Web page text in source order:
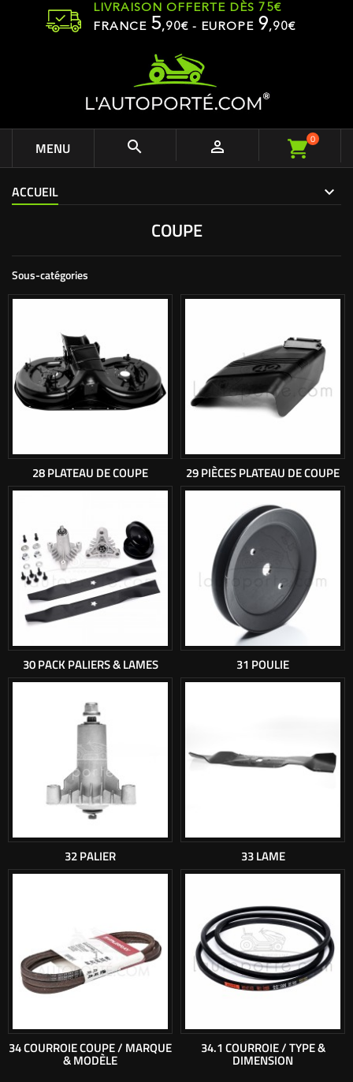
LIVRAISON OFFERTE DÈS 75€
FRANCE 5,90€ - EUROPE 9,90€
MENU   0
ACCUEIL
COUPE
Sous-catégories
28 PLATEAU DE COUPE 29 PIÈCES PLATEAU DE COUPE
30 PACK PALIERS & LAMES 31 POULIE
32 PALIER 33 LAME
34 COURROIE COUPE / MARQUE
& MODÈLE
34.1 COURROIE / TYPE &
DIMENSION